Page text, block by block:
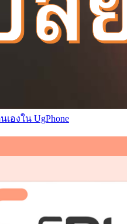
องใน UgPhone